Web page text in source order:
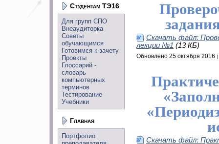
Студентам ТЭ16
Для групп СПО
Внеаудиторка
Советы
обучающимся
Готовимся к зачету
Проекты
Глоссарий -
словарь
компьютерных
терминов
Тестирование
Учебники
Главная
Портфолио
Скачать файл:
лекции №1 (13 КБ)
Обновлено 25 октября 2016
Скачать файл: